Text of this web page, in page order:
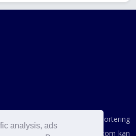
analysis, ads
en byrå för konsumentrapportering
statlig institution. AvoidCaller.com kan